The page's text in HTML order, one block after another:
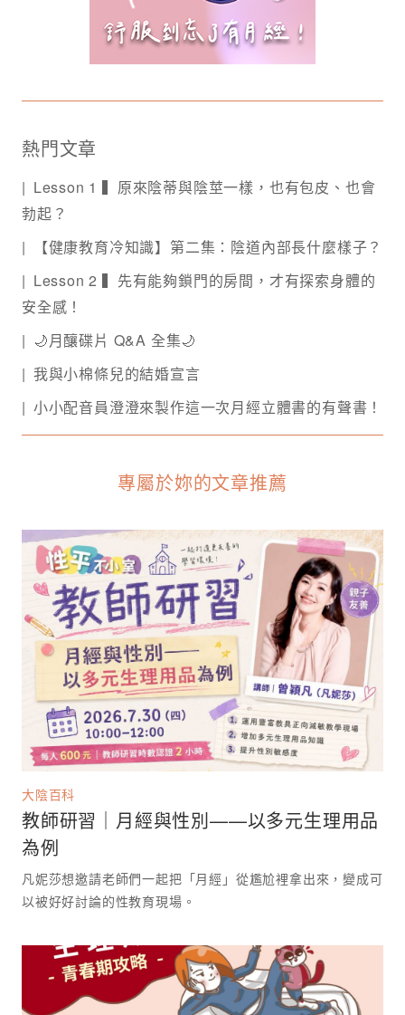
熱門文章
Lesson 1 ▍原來陰蒂與陰莖一樣，也有包皮、也會
勃起？
【健康教育冷知識】第二集：陰道內部長什麼樣子？
Lesson 2 ▍先有能夠鎖門的房間，才有探索身體的
安全感！
🌙月釀碟片 Q&A 全集🌙
我與小棉條兒的結婚宣言
小小配音員澄澄來製作這一次月經立體書的有聲書！
專屬於妳的文章推薦
大陰百科
教師研習｜月經與性別——以多元生理用品
為例
凡妮莎想邀請老師們一起把「月經」從尷尬裡拿出來，變成可